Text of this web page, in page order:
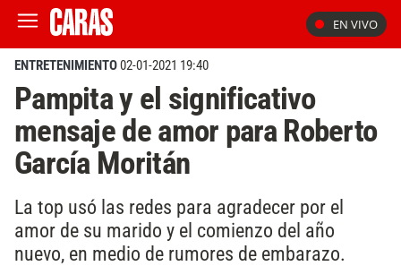
EN VIVO
ENTRETENIMIENTO02-01-2021 19:40
Pampita y el significativo
mensaje de amor para Roberto
García Moritán
La top usó las redes para agradecer por el
amor de su marido y el comienzo del año
nuevo, en medio de rumores de embarazo.